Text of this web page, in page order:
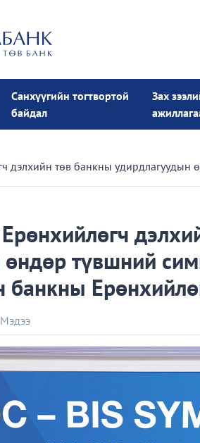
Санхүүгийн тогтвортой
байдал
Зах
дэлхийн төв банкны
түвшний
Мэдээ